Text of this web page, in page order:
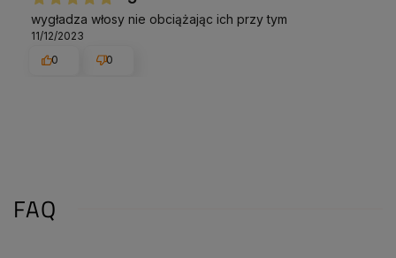
wygładza włosy nie obciążając ich przy tym
11/12/2023
0
0
FAQ